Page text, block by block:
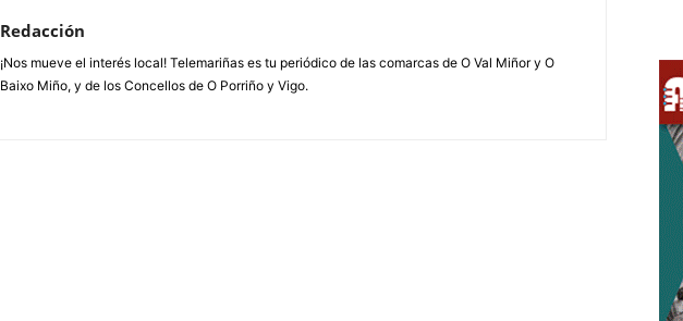
Redacción
¡Nos mueve el interés local! Telemariñas es tu periódico de las comarcas de O Val Miñor y O
Baixo Miño, y de los Concellos de O Porriño y Vigo.